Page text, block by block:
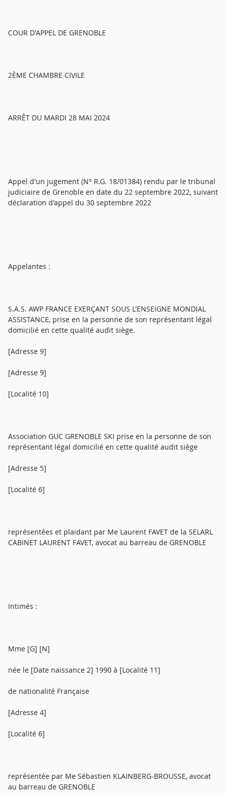
COUR D'APPEL DE GRENOBLE
2ÈME CHAMBRE CIVILE
ARRÊT DU MARDI 28 MAI 2024
Appel d'un jugement (N° R.G. 18/01384) rendu par le tribunal
judiciaire de Grenoble en date du 22 septembre 2022, suivant
déclaration d'appel du 30 septembre 2022
Appelantes :
S.A.S. AWP FRANCE EXERÇANT SOUS L'ENSEIGNE MONDIAL
ASSISTANCE, prise en la personne de son représentant légal
domicilié en cette qualité audit siège.
[Adresse 9]
[Adresse 9]
[Localité 10]
Association GUC GRENOBLE SKI prise en la personne de son
représentant légal domicilié en cette qualité audit siège
[Adresse 5]
[Localité 6]
représentées et plaidant par Me Laurent FAVET de la SELARL
CABINET LAURENT FAVET, avocat au barreau de GRENOBLE
Intimés :
Mme [G] [N]
née le [Date naissance 2] 1990 à [Localité 11]
de nationalité Française
[Adresse 4]
[Localité 6]
représentée par Me Sébastien KLAINBERG-BROUSSE, avocat
au barreau de GRENOBLE